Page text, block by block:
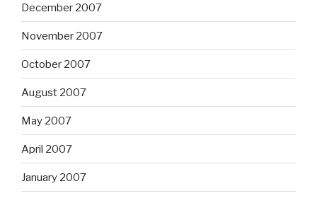
December 2007
November 2007
October 2007
August 2007
May 2007
April 2007
January 2007